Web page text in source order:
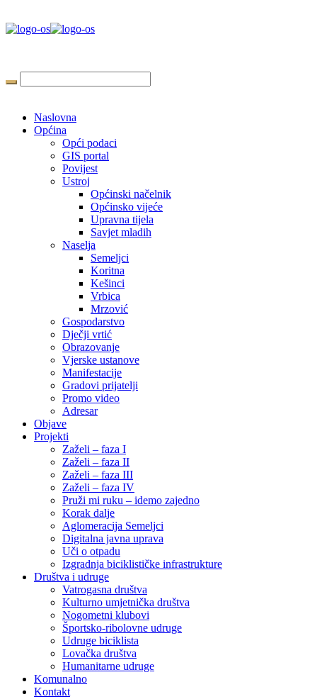
Naslovna
Općina
Opći podaci
GIS portal
Povijest
Ustroj
Općinski načelnik
Općinsko vijeće
Upravna tijela
Savjet mladih
Naselja
Semeljci
Koritna
Kešinci
Vrbica
Mrzović
Gospodarstvo
Dječji vrtić
Obrazovanje
Vjerske ustanove
Manifestacije
Gradovi prijatelji
Promo video
Adresar
Objave
Projekti
Zaželi – faza I
Zaželi – faza II
Zaželi – faza III
Zaželi – faza IV
Pruži mi ruku – idemo zajedno
Korak dalje
Aglomeracija Semeljci
Digitalna javna uprava
Uči o otpadu
Izgradnja biciklističke infrastrukture
Društva i udruge
Vatrogasna društva
Kulturno umjetnička društva
Nogometni klubovi
Športsko-ribolovne udruge
Udruge biciklista
Lovačka društva
Humanitarne udruge
Komunalno
Kontakt